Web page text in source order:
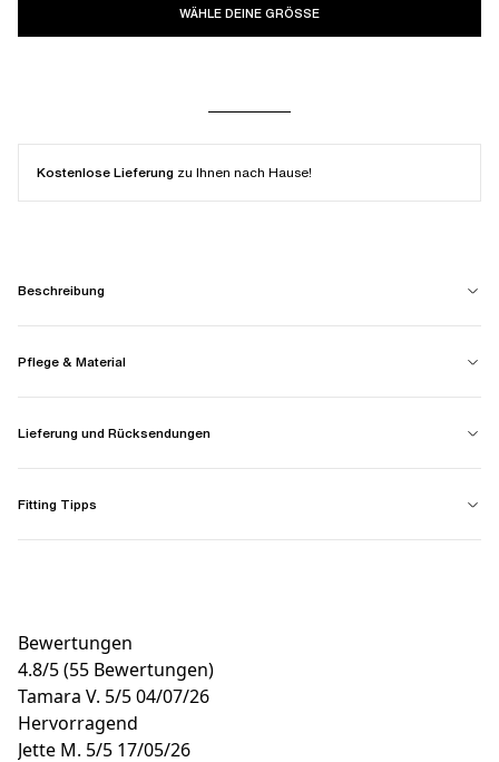
WÄHLE DEINE GRÖSSE
Kostenlose Lieferung zu Ihnen nach Hause!
Beschreibung
Pflege & Material
Lieferung und Rücksendungen
Fitting Tipps
Bewertungen
4.8/5(55 Bewertungen)
Tamara V. 5/504/07/26
Hervorragend
Jette M. 5/5 17/05/26